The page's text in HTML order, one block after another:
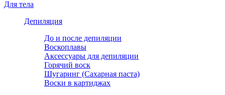
Для тела
Депиляция
До и после депиляции
Воскоплавы
Аксессуары для депиляции
Горячий воск
Шугаринг (Сахарная паста)
Воски в картиджах